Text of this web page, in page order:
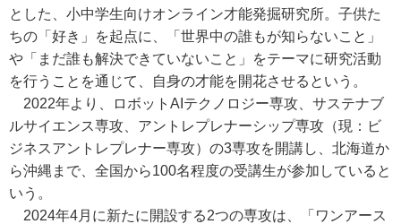
とした、小中学生向けオンライン才能発掘研究所。子供た
ちの「好き」を起点に、「世界中の誰もが知らないこと」
や「まだ誰も解決できていないこと」をテーマに研究活動
を行うことを通じて、自身の才能を開花させるという。
2022年より、ロボットAIテクノロジー専攻、サステナブ
ルサイエンス専攻、アントレプレナーシップ専攻（現：ビ
ジネスアントレプレナー専攻）の3専攻を開講し、北海道か
ら沖縄まで、全国から100名程度の受講生が参加していると
いう。
2024年4月に新たに開設する2つの専攻は、「ワンアース